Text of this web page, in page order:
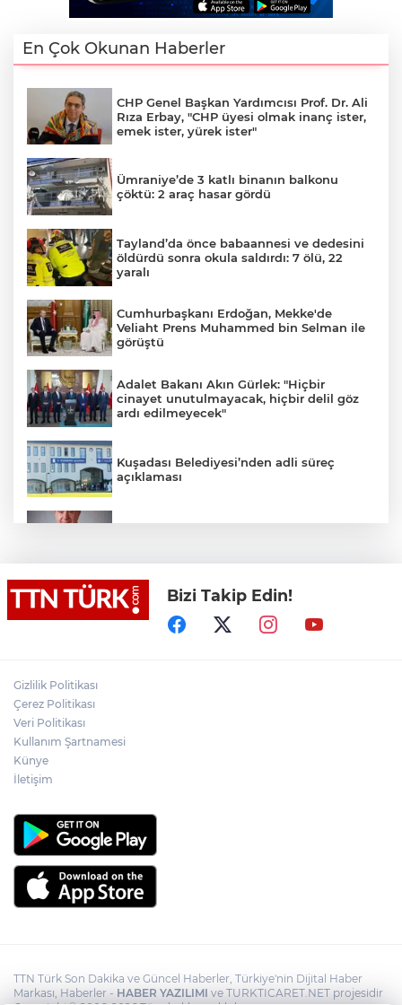
En Çok Okunan Haberler
CHP Genel Başkan Yardımcısı Prof. Dr. Ali
Rıza Erbay, "CHP üyesi olmak inanç ister,
emek ister, yürek ister"
Ümraniye’de 3 katlı binanın balkonu
çöktü: 2 araç hasar gördü
Tayland’da önce babaannesi ve dedesini
öldürdü sonra okula saldırdı: 7 ölü, 22
yaralı
Cumhurbaşkanı Erdoğan, Mekke'de
Veliaht Prens Muhammed bin Selman ile
görüştü
Adalet Bakanı Akın Gürlek: "Hiçbir
cinayet unutulmayacak, hiçbir delil göz
ardı edilmeyecek"
Kuşadası Belediyesi’nden adli süreç
açıklaması
Yeni aldığı motosikletle kaza yapan genç
gözyaşları arasında toprağa verildi
Cumhurbaşkanı Erdoğan, Suudi
Bizi Takip Edin!
Gizlilik Politikası
Çerez Politikası
Veri Politikası
Kullanım Şartnamesi
Künye
İletişim
TTN Türk Son Dakika ve Güncel Haberler, Türkiye'nin Dijital Haber
Markası, Haberler - HABER YAZILIMI ve TURKTICARET.NET projesidir